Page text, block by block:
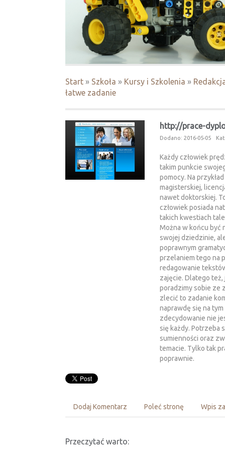
Start » Szkoła » Kursy i Szkolenia »
łatwe zadanie
http://prace-
Dodano: 2016-05-05
Każdy człowiek
takim punkcie
pomocy. Na
magisterskiej,
nawet doktorskiej.
człowiek posiada
takich kwestiach
Można w końcu być
swojej dziedzinie,
poprawnym
przelaniem tego na
redagowanie
zajęcie. Dlatego też,
poradzimy sobie ze
zlecić to zadanie
naprawdę się na
zdecydowanie nie
się każdy. Potrzeba
sumienności oraz
temacie. Tylko tak
poprawnie.
Dodaj Komentarz Poleć stronę Wpis
Przeczytać warto: